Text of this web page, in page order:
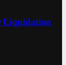
Liquidation